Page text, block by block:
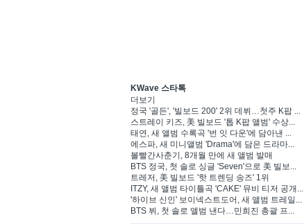
KWave 스타톡
더보기
정국 '골든', '빌보드 200' 2위 데뷔…첫주 K팝 ...
스트레이 키즈, 美 빌보드 '톱 K팝 앨범' 수상...
태연, 새 앨범 수록곡 '번 잇 다운'에 담아낸 ...
에스파, 새 미니앨범 'Drama'에 담은 드라마...
볼빨간사춘기, 8개월 만에 새 앨범 발매
BTS 정국, 첫 솔로 싱글 'Seven'으로 美 빌보...
트레저, 美 빌보드 '핫 트렌딩 송즈' 1위
ITZY, 새 앨범 타이틀곡 'CAKE' 뮤비 티저 공개...
'하이브 신인' 보이넥스트도어, 새 앨범 트레일...
BTS 뷔, 첫 솔로 앨범 낸다…민희진 총괄 프...